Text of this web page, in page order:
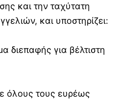
και την ταχύτατη
και υποστηρίζει:
διεπαφής για βέλτιστη
όλους τους ευρέως